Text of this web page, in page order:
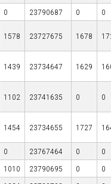
0 23790687 0
0
1578 23727675 1678
1439 23734647 1629
1102 23741635 0 0
1454 23734655 1727
0 23767464 0
0
1010 23790695 0
0